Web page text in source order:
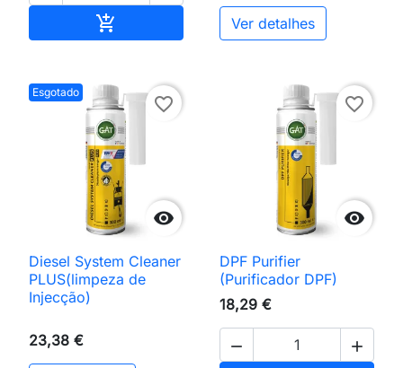
 Adicionar ao carrinhoVer detalhes
Esgotado

favorite_border
Diesel System Cleaner
PLUS(limpeza de
Injecção)
23,38 €

favorite_border
DPF Purifier
(Purificador DPF)
18,29 €
 